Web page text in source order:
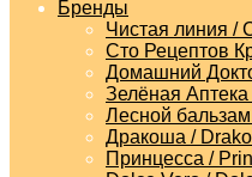
Бренды
Чистая линия /
Сто Рецептов
Домашний
Зелёная
Лесной
Дракоша /
Принцесса /